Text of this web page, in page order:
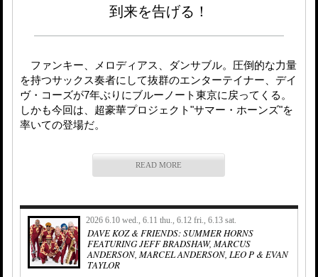
到来を告げる！
ファンキー、メロディアス、ダンサブル。圧倒的な力量
を持つサックス奏者にして抜群のエンターテイナー、デイ
ヴ・コーズが7年ぶりにブルーノート東京に戻ってくる。
しかも今回は、超豪華プロジェクト"サマー・ホーンズ"を
率いての登場だ。
READ MORE
2026 6.10 wed., 6.11 thu., 6.12 fri., 6.13 sat.
DAVE KOZ & FRIENDS: SUMMER HORNS
FEATURING JEFF BRADSHAW, MARCUS
ANDERSON, MARCEL ANDERSON, LEO P & EVAN
TAYLOR